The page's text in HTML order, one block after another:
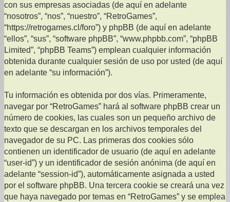
con sus empresas asociadas (de aquí en adelante
“nosotros”, “nos”, “nuestro”, “RetroGames”,
“https://retrogames.cl/foro”) y phpBB (de aquí en adelante
“ellos”, “sus”, “software phpBB”, “www.phpbb.com”, “phpBB
Limited”, “phpBB Teams”) emplean cualquier información
obtenida durante cualquier sesión de uso por usted (de aquí
en adelante “su información”).
Tu información es obtenida por dos vías. Primeramente,
navegar por “RetroGames” hará al software phpBB crear un
número de cookies, las cuales son un pequeño archivo de
texto que se descargan en los archivos temporales del
navegador de su PC. Las primeras dos cookies sólo
contienen un identificador de usuario (de aquí en adelante
“user-id”) y un identificador de sesión anónima (de aquí en
adelante “session-id”), automáticamente asignada a usted
por el software phpBB. Una tercera cookie se creará una vez
que haya navegado por temas en “RetroGames” y se emplea